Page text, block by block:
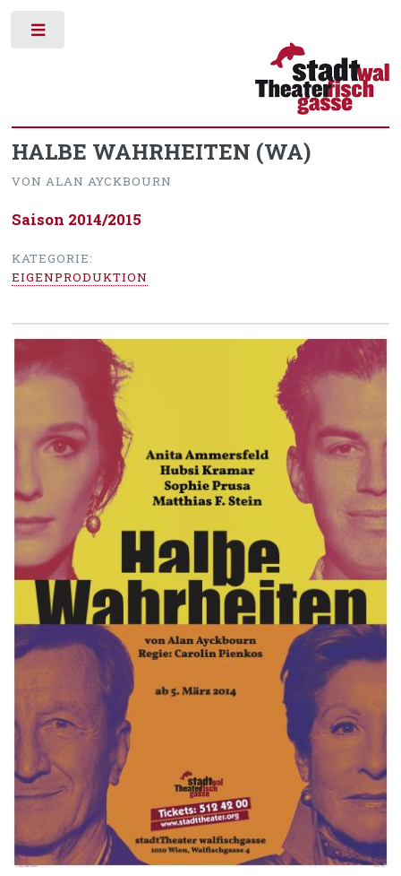
HALBE WAHRHEITEN (WA)
VON ALAN AYCKBOURN
Saison 2014/2015
KATEGORIE:
EIGENPRODUKTION